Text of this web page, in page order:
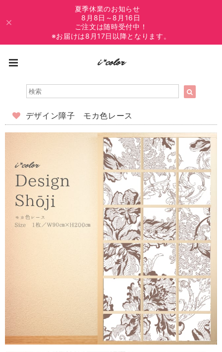
夏季休業のお知らせ
8月8日～8月16日
ご注文は随時受付中！
※お届けは8月17日以降となります。
デザイン障子 モカ色レース